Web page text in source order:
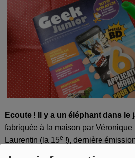
Ecoute ! Il y a un éléphant dans le
fabriquée à la maison par Véronique
Laurentin (la 15e !), dernière